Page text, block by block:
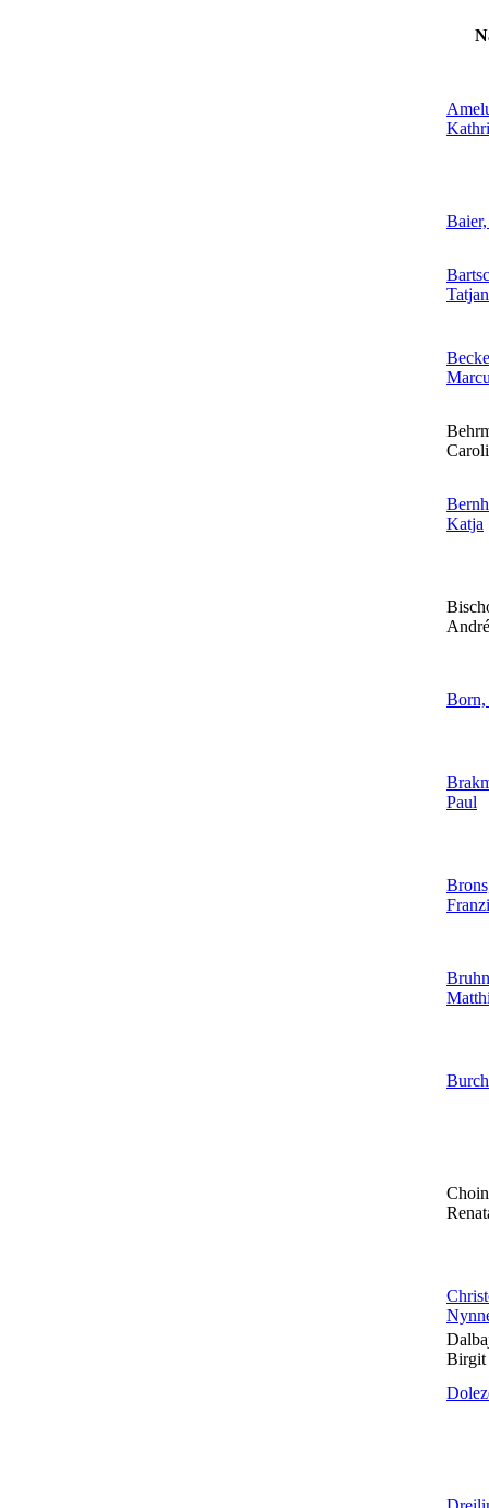
Katja
André
Born,
Paul
Birgit